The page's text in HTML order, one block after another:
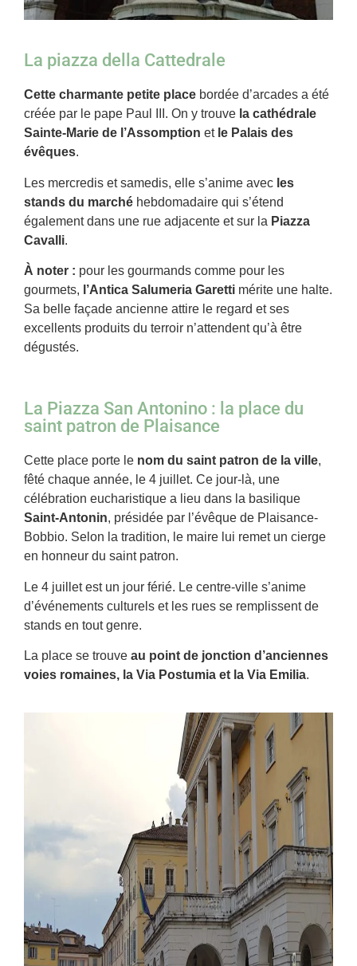
La piazza della Cattedrale
Cette charmante petite place bordée d’arcades a été
créée par le pape Paul III. On y trouve la cathédrale
Sainte-Marie de l’Assomption et le Palais des
évêques.
Les mercredis et samedis, elle s’anime avec les
stands du marché hebdomadaire qui s’étend
également dans une rue adjacente et sur la Piazza
Cavalli.
À noter : pour les gourmands comme pour les
gourmets, l’Antica Salumeria Garetti mérite une halte.
Sa belle façade ancienne attire le regard et ses
excellents produits du terroir n’attendent qu’à être
dégustés.
La Piazza San Antonino : la place du
saint patron de Plaisance
Cette place porte le nom du saint patron de la ville,
fêté chaque année, le 4 juillet. Ce jour-là, une
célébration eucharistique a lieu dans la basilique
Saint-Antonin, présidée par l’évêque de Plaisance-
Bobbio. Selon la tradition, le maire lui remet un cierge
en honneur du saint patron.
Le 4 juillet est un jour férié. Le centre-ville s’anime
d’événements culturels et les rues se remplissent de
stands en tout genre.
La place se trouve au point de jonction d’anciennes
voies romaines, la Via Postumia et la Via Emilia.